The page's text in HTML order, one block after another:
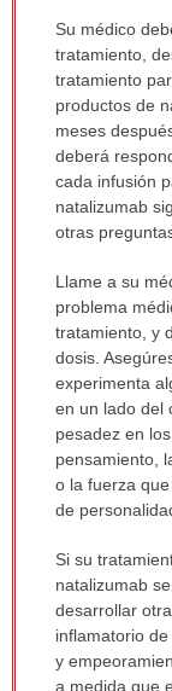
Su médico
tratamiento,
tratamiento
productos de
meses
deberá
cada infusión
natalizumab
otras
Llame a su
problema
tratamiento, y
dosis.
experimenta
en un lado del
pesadez en
pensamiento,
o la fuerza
de
Si su
natalizumab
desarrollar
inflamatorio
y
a medida que